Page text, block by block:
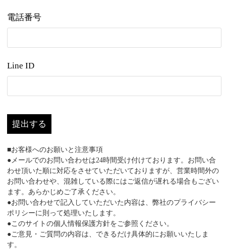
電話番号
Line ID
提出する
■お客様へのお願いと注意事項
●メールでのお問い合わせは24時間受け付けております。お問い合
わせ頂いた順に対応をさせていただいておりますが、営業時間外の
お問い合わせや、混雑している際にはご返信が遅れる場合もござい
ます。あらかじめご了承ください。
●お問い合わせで記入していただいた内容は、弊社のプライバシー
ポリシーに則って処理いたします。
●このサイトの個人情報保護方針をご参照ください。
●ご意見・ご質問の内容は、できるだけ具体的にお願いいたしま
す。